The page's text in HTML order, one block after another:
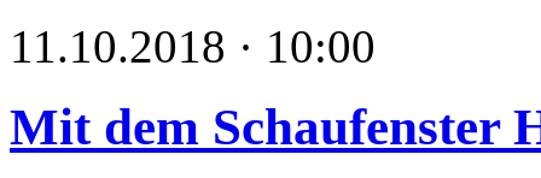
11.10.2018 · 10:00
Mit dem Schaufenster